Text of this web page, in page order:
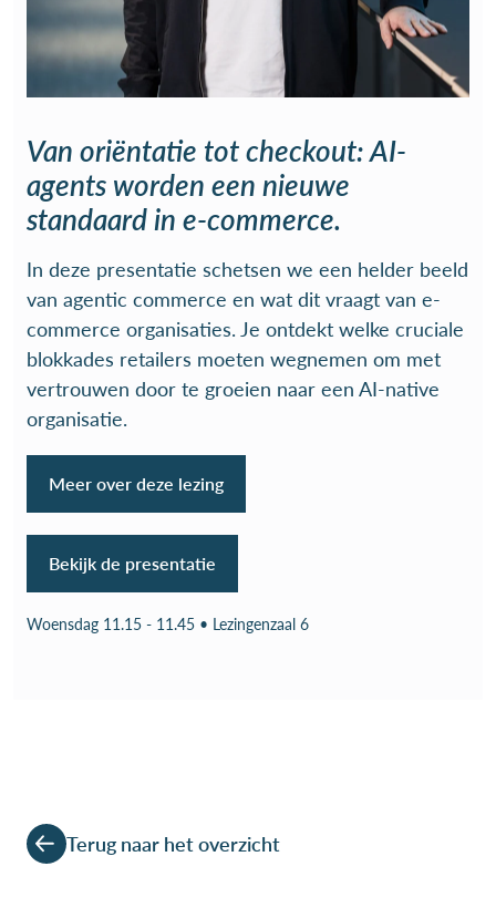
Van oriëntatie tot checkout: AI-
agents worden een nieuwe
standaard in e-commerce.
In deze presentatie schetsen we een helder beeld
van agentic commerce en wat dit vraagt van e-
commerce organisaties. Je ontdekt welke cruciale
blokkades retailers moeten wegnemen om met
vertrouwen door te groeien naar een AI-native
organisatie.
Meer over deze lezing
Bekijk de presentatie
Woensdag 11.15 - 11.45 • Lezingenzaal 6
Terug naar het overzicht